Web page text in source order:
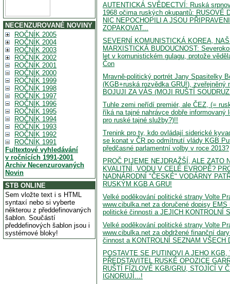
NECENZUROVANÉ NOVINY
ROČNÍK 2005
ROČNÍK 2004
ROČNÍK 2003
ROČNÍK 2002
ROČNÍK 2001
ROČNÍK 2000
ROČNÍK 1999
ROČNÍK 1998
ROČNÍK 1997
ROČNÍK 1996
ROČNÍK 1995
ROČNÍK 1994
ROČNÍK 1993
ROČNÍK 1992
ROČNÍK 1991
Fultextové vyhledávání
v ročnících 1991-2001
Archiv Necenzurovaných
Novin
STB ONLINE
Sem vložte text i s HTML
syntaxí nebo si vyberte
některou z předdefinovaných
šablon. Součástí
předdefinových šablon jsou i
systémové bloky!
AUTENTICKÁ SVĚDECTVÍ: Ruská
1968 očima ruských okupantů: RUSOVÉ
NIC NEPOCHOPILI A JSOU
ZOPAKOVAT...
SEVERNÍ KOMUNISTICKÁ KOREA,
MARXISTICKÁ BUDOUCNOST:
let v komunistickém gulagu, protože
Čon
Mravně-politický portrét Jany Spasitelky
(KGB+ruská rozvědka GRU!), zveřejněný
BOJUJI ZA VÁS (MOJI RUŠTÍ
Tuhle zemi neřídí premiér, ale ČEZ, (=
říká na tajné nahrávce dobře informovaný
pro ruské tajné služby?)!!
Trenink pro ty, kdo ovládají siderické
se konat v ČR po odmítnutí vlády KGB
předčasné parlamentní volby v roce 2013?
PROČ PIJEME NEJDRAŽŠÍ, ALE ZATO
KVALITNÍ, VODU V CELÉ EVROPĚ?
NADNÁRODNÍ "ČESKÉ" VODÁRNY
RUSKÝM KGB A GRU!
Velké poděkování politické strany Volte
www.cibulka.net za doručené dopisy EMS
politické činnosti a JEJICH KONTROLNÍ
Velké poděkování politické strany Volte
www.cibulka.net za obdržené finanční
činnost a KONTROLNÍ SEZNAM VŠECH
POSTAVTE SE PUTINOVI A JEHO KGB,
PŘEDSTAVITEL RUSKÉ OPOZICE
RUŠTÍ FÍZLOVÉ KGB/GRU, STOJÍCÍ V
IGNORUJÍ...!